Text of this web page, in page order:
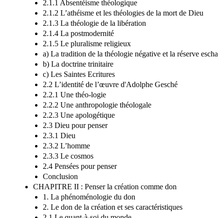
2.1.1 Absentéisme théologique
2.1.2 L’athéisme et les théologies de la mort de Dieu
2.1.3 La théologie de la libération
2.1.4 La postmodernité
2.1.5 Le pluralisme religieux
a) La tradition de la théologie négative et la réserve
b) La doctrine trinitaire
c) Les Saintes Ecritures
2.2 L’identité de l’œuvre d'Adolphe Gesché
2.2.1 Une théo-logie
2.2.2 Une anthropologie théologale
2.2.3 Une apologétique
2.3 Dieu pour penser
2.3.1 Dieu
2.3.2 L’homme
2.3.3 Le cosmos
2.4 Pensées pour penser
Conclusion
CHAPITRE II : Penser la création comme don
1. La phénoménologie du don
2. Le don de la création et ses caractéristiques